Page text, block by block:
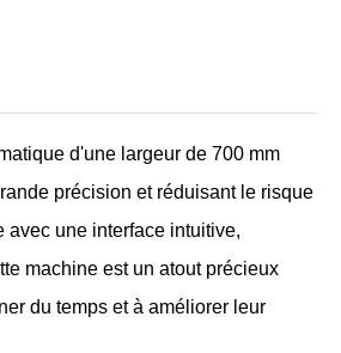
d'une largeur de 700 mm
précision et réduisant le risque
avec une interface intuitive,
machine est un atout précieux
du temps et à améliorer leur